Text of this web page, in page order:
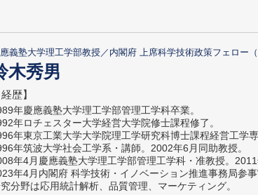
義塾大学理工学部教授／内閣府 上席科学技術政策フェロー（
木秀男
経歴】
年慶應義塾大学理工学部管理工学科卒業。
年ロチェスター大学経営大学院修士課程修了。
年東京工業大学大学院理工学研究科博士課程経営工学
年筑波大学社会工学系・講師。2002年6月同助教授。
年4月慶應義塾大学理工学部管理工学科・准教授。2011
年4月内閣府 科学技術・イノベーション推進事務局参
分野は応用統計解析、品質管理、マーケティング。